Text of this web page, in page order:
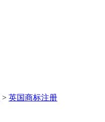
> 英国商标注册